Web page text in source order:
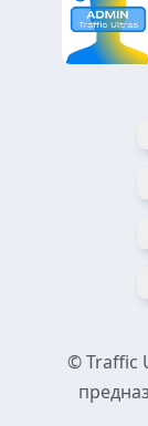
© Traffic